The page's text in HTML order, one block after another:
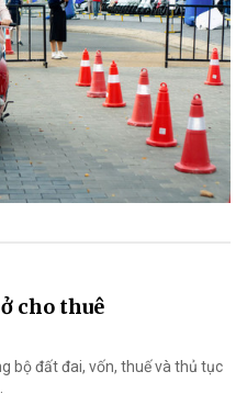
cho thuê
bộ đất đai, vốn, thuế và thủ tục